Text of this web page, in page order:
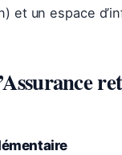
et un espace